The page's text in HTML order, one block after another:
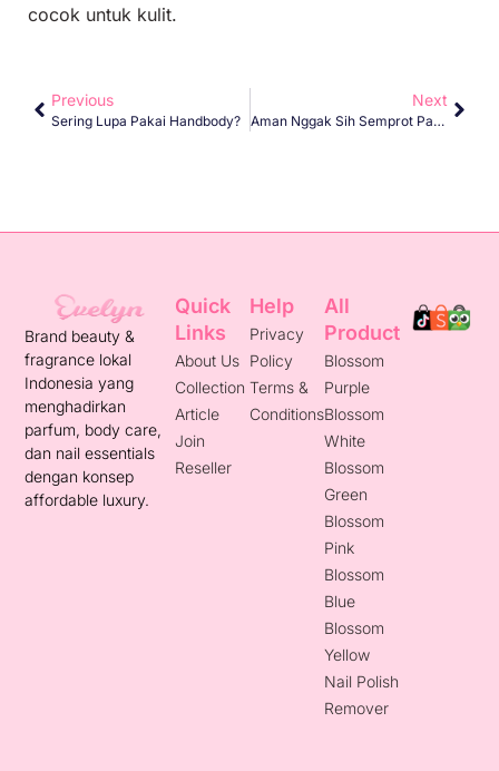
cocok untuk kulit.
Previous
Sering Lupa Pakai Handbody?
Next
Aman Nggak Sih Semprot Parfum Ke Pakaian?
Brand beauty &
fragrance lokal
Indonesia yang
menghadirkan
parfum, body care,
dan nail essentials
dengan konsep
affordable luxury.
Quick
Links
About Us
Collection
Article
Join
Reseller
Help
Privacy
Policy
Terms &
Conditions
All
Product
Blossom
Purple
Blossom
White
Blossom
Green
Blossom
Pink
Blossom
Blue
Blossom
Yellow
Nail Polish
Remover